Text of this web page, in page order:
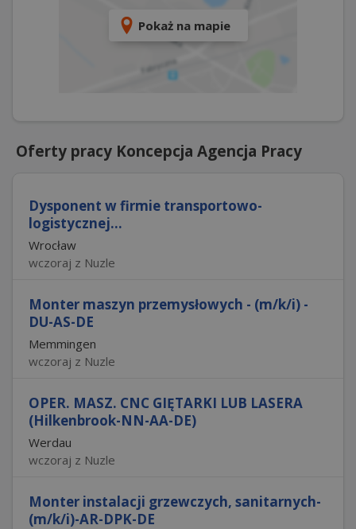
Pokaż na mapie
Oferty pracy Koncepcja Agencja Pracy
Dysponent w firmie transportowo-
logistycznej...
Wrocław
wczoraj z Nuzle
Monter maszyn przemysłowych - (m/k/i) -
DU-AS-DE
Memmingen
wczoraj z Nuzle
OPER. MASZ. CNC GIĘTARKI LUB LASERA
(Hilkenbrook-NN-AA-DE)
Werdau
wczoraj z Nuzle
Monter instalacji grzewczych, sanitarnych-
(m/k/i)-AR-DPK-DE